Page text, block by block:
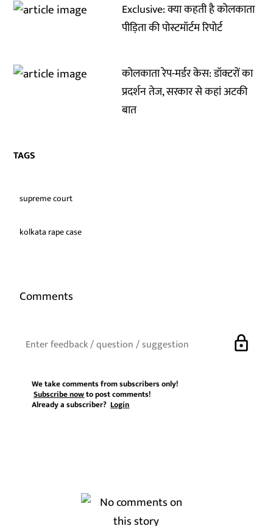
Exclusive: क्या कहती है कोलकाता
पीड़िता की पोस्टमॉर्टम रिपोर्ट
कोलकाता रेप-मर्डर केस: डॉक्टरों का
प्रदर्शन तेज, सरकार से कहां अटकी
बात
TAGS
supreme court
kolkata rape case
Comments
lock
We take comments from subscribers only!
Subscribe nowto post comments!
Already a subscriber?Login